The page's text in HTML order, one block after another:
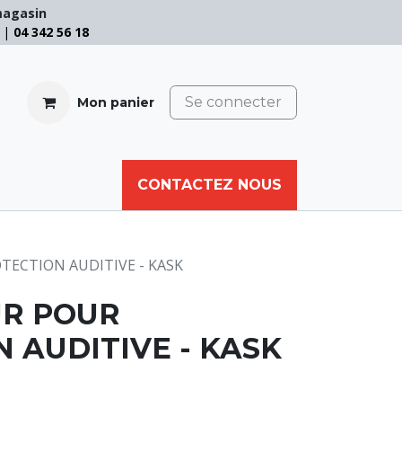
| 04 342 56 18
Mon panier Se connecter
CORDE AUTRES
CONTACTEZ NOUS
AUDITIVE - KASK
POUR
AUDITIVE - KASK